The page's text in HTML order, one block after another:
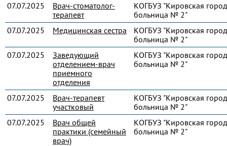
07.07.2025
Врач-стоматолог-
терапевт
КОГБУЗ "Кировская
больница № 2"
07.07.2025
Медицинская сестра
КОГБУЗ "Кировская
больница № 2"
07.07.2025
Заведующий
отделением-врач
приемного
отделения
КОГБУЗ "Кировская
больница № 2"
07.07.2025
Врач-терапевт
участковый
КОГБУЗ "Кировская
больница № 2"
07.07.2025
Врач общей
практики (семейный
врач)
КОГБУЗ "Кировская
больница № 2"